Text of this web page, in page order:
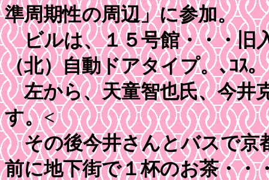
準周期性の周辺」に参加。
ビルは、１５号館・・・旧
（北）自動ドアタイプ。､ｺ
左から、天童智也氏、今井
す。<
その後今井さんとバスで京
前に地下街で１杯のお茶・・